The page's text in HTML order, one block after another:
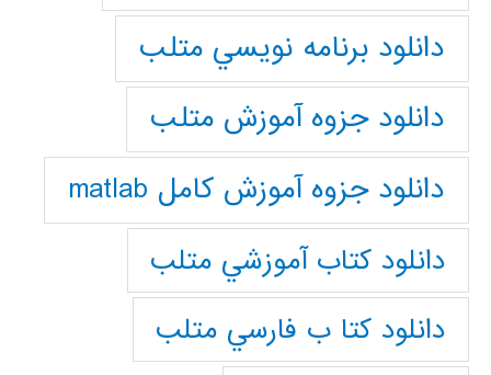
دانلود برنامه نويسي متلب
دانلود جزوه آموزش متلب
دانلود جزوه آموزش کامل matlab
دانلود كتاب آموزشي متلب
دانلود كتا ب فارسي متلب